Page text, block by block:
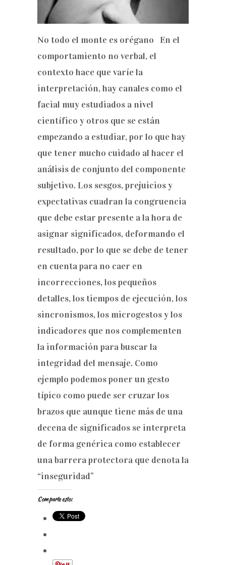
No todo el monte es orégano En el
comportamiento no verbal, el
contexto hace que varíe la
interpretación, hay canales como el
facial muy estudiados a nivel
científico y otros que se están
empezando a estudiar, por lo que hay
que tener mucho cuidado al hacer el
análisis de conjunto del componente
subjetivo. Los sesgos, prejuicios y
expectativas cuadran la congruencia
que debe estar presente a la hora de
asignar significados, deformando el
resultado, por lo que se debe de tener
en cuenta para no caer en
incorrecciones, los pequeños
detalles, los tiempos de ejecución, los
sincronismos, los microgestos y los
indicadores que nos complementen
la información para buscar la
integridad del mensaje. Como
ejemplo podemos poner un gesto
típico como puede ser cruzar los
brazos que aunque tiene más de una
decena de significados se interpreta
de forma genérica como establecer
una barrera protectora que denota la
“inseguridad”
Comparte esto: